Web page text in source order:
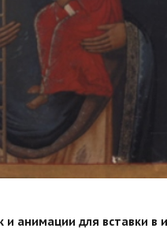
анимации для вставки в